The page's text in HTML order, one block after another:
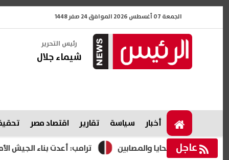
الجمعة 07 أغسطس 2026 الموافق 24 صفر 1448
رئيس التحرير
شيماء جلال
أخبار سياسة تقارير اقتصاد مصر
عاجل ترامب: أعدت بناء الجيش الأمريكي الضحايا والمصابين